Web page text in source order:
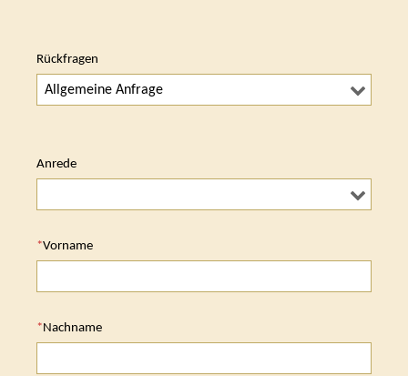
Rückfragen
Anrede
*Vorname
*Nachname